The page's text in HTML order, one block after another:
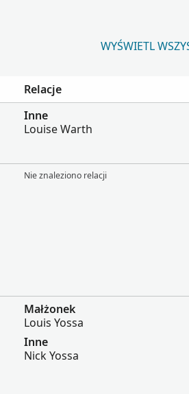
WYŚWIETL
Relacje
Inne
Louise Warth
Nie znaleziono relacji
Małżonek
Louis Yossa
Inne
Nick Yossa